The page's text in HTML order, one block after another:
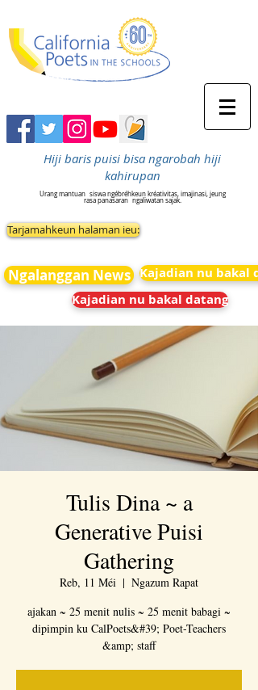
Hiji baris puisi bisa ngarobah hiji
kahirupan
Urang mantuan siswa ngébréhkeun kréativitas, imajinasi, jeung
rasa panasaran ngaliwatan sajak.
Tarjamahkeun halaman ieu:
Ngalanggan News Kajadian nu bakal
Kajadian nu bakal datang
Tulis Dina ~ a
Generative Puisi
Gathering
Reb, 11 Méi
  |
Ngazum Rapat
ajakan ~ 25 menit nulis ~ 25 menit babagi ~
dipimpin ku CalPoets&#39; Poet-Teachers
&amp; staff